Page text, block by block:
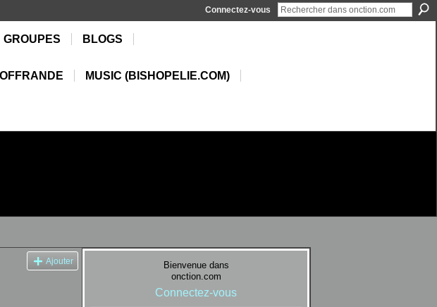
Connectez-vous
GROUPES BLOGS
MUSIC (BISHOPELIE.COM)
Ajouter
Bienvenue dans
onction.com
Connectez-vous